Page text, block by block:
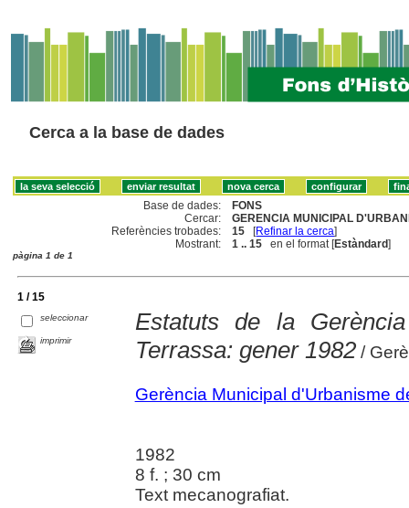
Cerca a la base de dades
Base de dades:
FONS
Cercar:
GERENCIA MUNICIPAL
Referències trobades:
15 [Refinar la cerca]
Mostrant:
1 .. 15 en el format [Estàndard]
pàgina 1 de 1
1 / 15
seleccionar
imprimir
Estatuts de la
Terrassa: gener 1982/
Gerència Municipal d'Urbanisme
1982
8 f. ; 30 cm
Text mecanografiat.